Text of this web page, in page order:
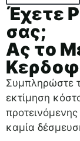
Έχετε
σας;
Ας το
Συμπληρώστε
εκτίμηση
καμία